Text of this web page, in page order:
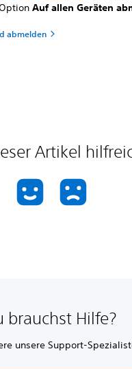
Auf allen Geräten
abmelden
Artikel
brauchst Hilfe?
unsere Support-